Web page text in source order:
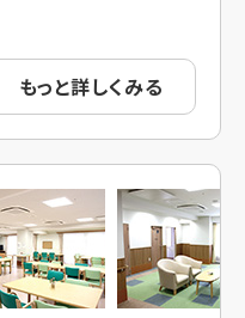
もっと詳しくみる